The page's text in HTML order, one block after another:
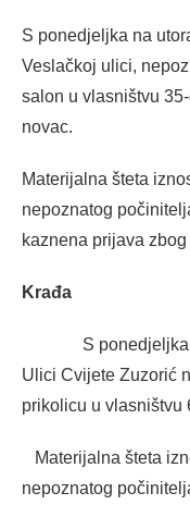
S ponedjeljka na
Veslačkoj ulici,
salon u vlasništvu
novac.
Materijalna šteta
nepoznatog
kaznena prijava
Krađa
S
Ulici Cvijete Zuzorić
prikolicu u vlasništvu
Materijalna šteta
nepoznatog